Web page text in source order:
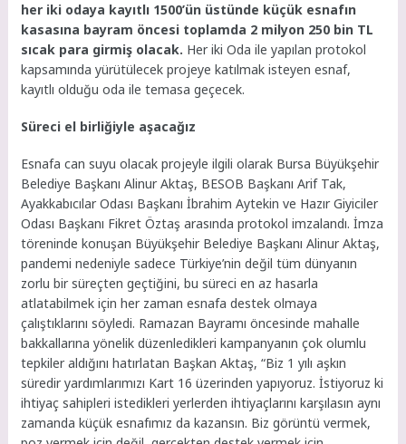
her iki odaya kayıtlı 1500’ün üstünde küçük esnafın
kasasına bayram öncesi toplamda 2 milyon 250 bin TL
sıcak para girmiş olacak. Her iki Oda ile yapılan protokol
kapsamında yürütülecek projeye katılmak isteyen esnaf,
kayıtlı olduğu oda ile temasa geçecek.
Süreci el birliğiyle aşacağız
Esnafa can suyu olacak projeyle ilgili olarak Bursa Büyükşehir
Belediye Başkanı Alinur Aktaş, BESOB Başkanı Arif Tak,
Ayakkabıcılar Odası Başkanı İbrahim Aytekin ve Hazır Giyiciler
Odası Başkanı Fikret Öztaş arasında protokol imzalandı. İmza
töreninde konuşan Büyükşehir Belediye Başkanı Alinur Aktaş,
pandemi nedeniyle sadece Türkiye’nin değil tüm dünyanın
zorlu bir süreçten geçtiğini, bu süreci en az hasarla
atlatabilmek için her zaman esnafa destek olmaya
çalıştıklarını söyledi. Ramazan Bayramı öncesinde mahalle
bakkallarına yönelik düzenledikleri kampanyanın çok olumlu
tepkiler aldığını hatırlatan Başkan Aktaş, “Biz 1 yılı aşkın
süredir yardımlarımızı Kart 16 üzerinden yapıyoruz. İstiyoruz ki
ihtiyaç sahipleri istedikleri yerlerden ihtiyaçlarını karşılasın aynı
zamanda küçük esnafımız da kazansın. Biz görüntü vermek,